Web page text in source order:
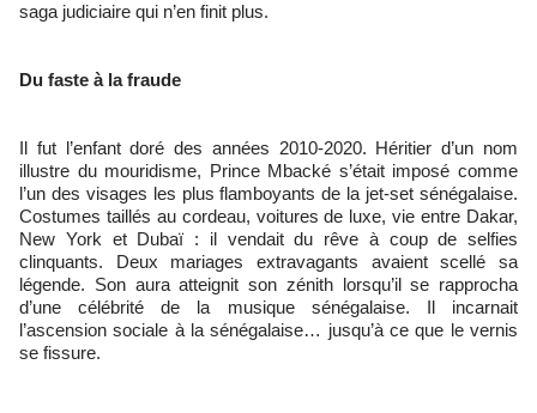
saga judiciaire qui n’en finit plus.
Du faste à la fraude
Il fut l’enfant doré des années 2010-2020. Héritier d’un nom
illustre du mouridisme, Prince Mbacké s’était imposé comme
l’un des visages les plus flamboyants de la jet-set sénégalaise.
Costumes taillés au cordeau, voitures de luxe, vie entre Dakar,
New York et Dubaï : il vendait du rêve à coup de selfies
clinquants. Deux mariages extravagants avaient scellé sa
légende. Son aura atteignit son zénith lorsqu’il se rapprocha
d’une célébrité de la musique sénégalaise. Il incarnait
l’ascension sociale à la sénégalaise… jusqu’à ce que le vernis
se fissure.